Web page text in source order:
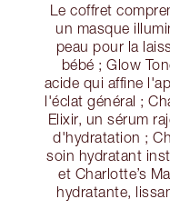
Le coffret
un masque
peau pour la
bébé ; Glow
acide qui affine
l'éclat général ;
Elixir, un sérum
d'hydratation ;
soin hydratant
et Charlotte’s
hydratante,